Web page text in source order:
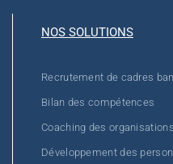
NOS SOLUTIONS
Recrutement de cadres
Bilan des compétences
Coaching des organisations
Développement des